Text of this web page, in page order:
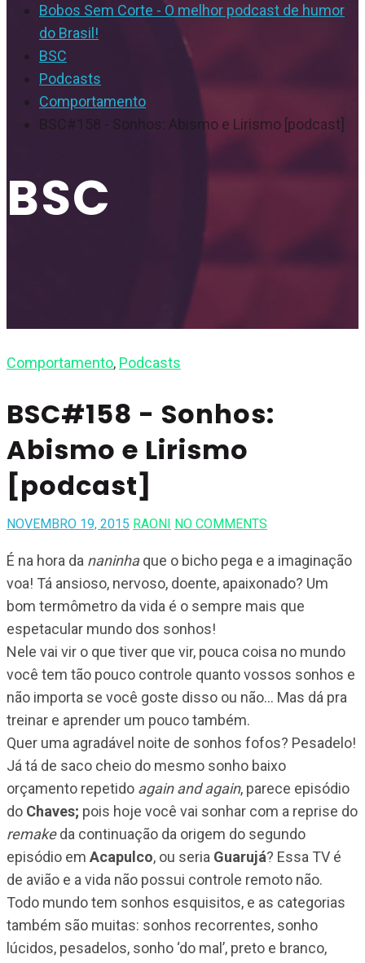
Bobos Sem Corte - O melhor podcast de humor
do Brasil!
BSC
Podcasts
Comportamento
BSC#158 - Sonhos: Abismo e Lirismo [podcast]
BSC
Comportamento, Podcasts
BSC#158 - Sonhos:
Abismo e Lirismo
[podcast]
NOVEMBRO 19, 2015 RAONI NO COMMENTS
É na hora da naninhaque o bicho pega e a imaginação
voa! Tá ansioso, nervoso, doente, apaixonado? Um
bom termômetro da vida é o sempre mais que
espetacular mundo dos sonhos!
Nele vai vir o que tiver que vir, pouca coisa no mundo
você tem tão pouco controle quanto vossos sonhos e
não importa se você goste disso ou não… Mas dá pra
treinar e aprender um pouco também.
Quer uma agradável noite de sonhos fofos? Pesadelo!
Já tá de saco cheio do mesmo sonho baixo
orçamento repetido again and again, parece episódio
do Chaves; pois hoje você vai sonhar com a reprise do
remakeda continuação da origem do segundo
episódio em Acapulco, ou seria Guarujá? Essa TV é
de avião e a vida não possui controle remoto não.
Todo mundo tem sonhos esquisitos, e as categorias
também são muitas: sonhos recorrentes, sonho
lúcidos, pesadelos, sonho ‘do mal’, preto e branco,